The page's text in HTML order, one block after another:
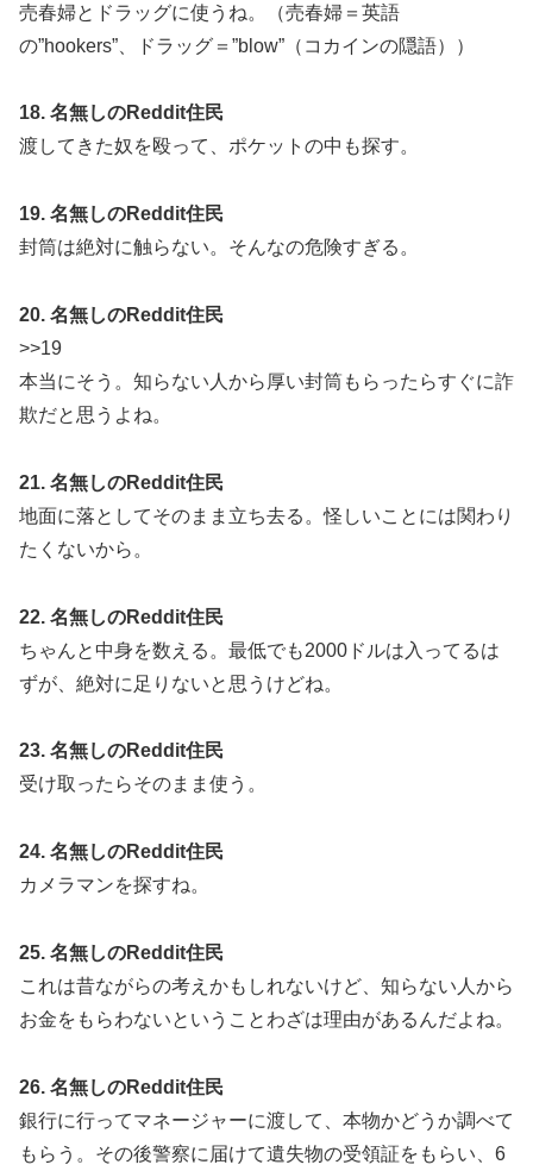
売春婦とドラッグに使うね。（売春婦＝英語
の”hookers”、ドラッグ＝”blow”（コカインの隠語））
18. 名無しのReddit住民
渡してきた奴を殴って、ポケットの中も探す。
19. 名無しのReddit住民
封筒は絶対に触らない。そんなの危険すぎる。
20. 名無しのReddit住民
>>19
本当にそう。知らない人から厚い封筒もらったらすぐに詐
欺だと思うよね。
21. 名無しのReddit住民
地面に落としてそのまま立ち去る。怪しいことには関わり
たくないから。
22. 名無しのReddit住民
ちゃんと中身を数える。最低でも2000ドルは入ってるは
ずが、絶対に足りないと思うけどね。
23. 名無しのReddit住民
受け取ったらそのまま使う。
24. 名無しのReddit住民
カメラマンを探すね。
25. 名無しのReddit住民
これは昔ながらの考えかもしれないけど、知らない人から
お金をもらわないということわざは理由があるんだよね。
26. 名無しのReddit住民
銀行に行ってマネージャーに渡して、本物かどうか調べて
もらう。その後警察に届けて遺失物の受領証をもらい、6